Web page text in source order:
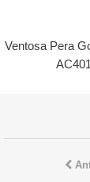
Ventosa Pera